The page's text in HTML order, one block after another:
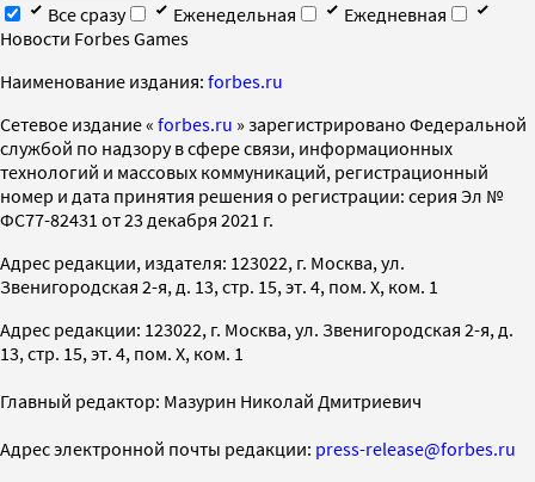
Все сразу
Еженедельная
Ежедневная
Новости Forbes Games
Наименование издания: forbes.ru
Cетевое издание « forbes.ru » зарегистрировано Федеральной
службой по надзору в сфере связи, информационных
технологий и массовых коммуникаций, регистрационный
номер и дата принятия решения о регистрации: серия Эл №
ФС77-82431 от 23 декабря 2021 г.
Адрес редакции, издателя: 123022, г. Москва, ул.
Звенигородская 2-я, д. 13, стр. 15, эт. 4, пом. X, ком. 1
Адрес редакции: 123022, г. Москва, ул. Звенигородская 2-я, д.
13, стр. 15, эт. 4, пом. X, ком. 1
Главный редактор: Мазурин Николай Дмитриевич
Адрес электронной почты редакции: press-release@forbes.ru